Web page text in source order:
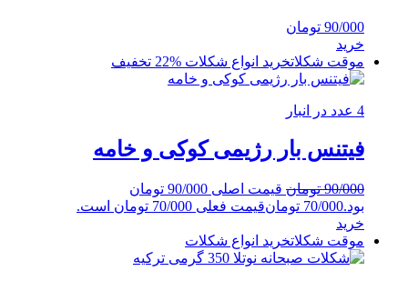
90/000 تومان
خرید
موقت شکلاتخرید انواع شکلات %22 تخفیف
4 عدد در انبار
فیتنس بار رژیمی کوکی و خامه
90/000 تومان
قیمت اصلی 90/000 تومان
بود.70/000 تومانقیمت فعلی 70/000 تومان است.
خرید
موقت شکلاتخرید انواع شکلات